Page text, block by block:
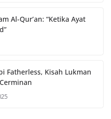
Al-Qur’an: “Ketika Ayat
Fatherless, Kisah Lukman